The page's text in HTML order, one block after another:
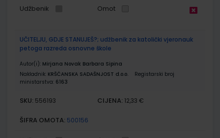
Udžbenik Omot
UČITELJU, GDJE STANUJEŠ?; udžbenik za katolički vjeronauk
petoga razreda osnovne škole
Autor(i): Mirjana Novak Barbara Sipina
Nakladnik: KRŠĆANSKA SADAŠNJOST d.o.o.
Registarski broj
ministarstva: 6163
SKU: 556193 CIJENA: 12,33 €
ŠIFRA OMOTA: 500156